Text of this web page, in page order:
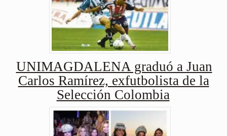
UNIMAGDALENA graduó a Juan
Carlos Ramírez, exfutbolista de la
Selección Colombia